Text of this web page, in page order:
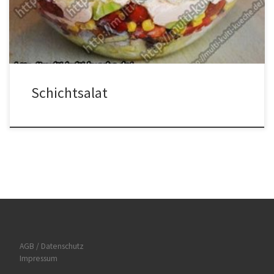
das Dressing den Quark mit dem Ajvar, dem gepressten Knoblauch,
der Milch und dem Salz und Pfeffer vermischen. […]
Schichtsalat
AGB / Datenschutz
Impressum